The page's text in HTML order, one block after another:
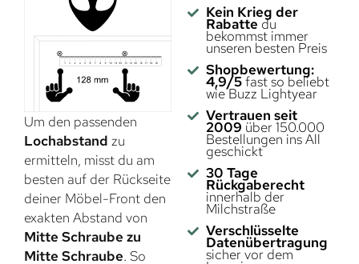
Um den passenden
Lochabstand zu
ermitteln, misst du am
besten auf der Rückseite
deiner Möbel-Front den
exakten Abstand von
Mitte Schraube zu
Mitte Schraube. So
Kein Krieg der
Rabatte du
bekommst immer
unseren besten Preis
Shopbewertung:
4,9/5fast so beliebt
wie Buzz Lightyear
Vertrauen seit
2009 über 150.000
Bestellungen ins All
geschickt
30 Tage
Rückgaberecht
innerhalb der
Milchstraße
Verschlüsselte
Datenübertragung
sicher vor dem